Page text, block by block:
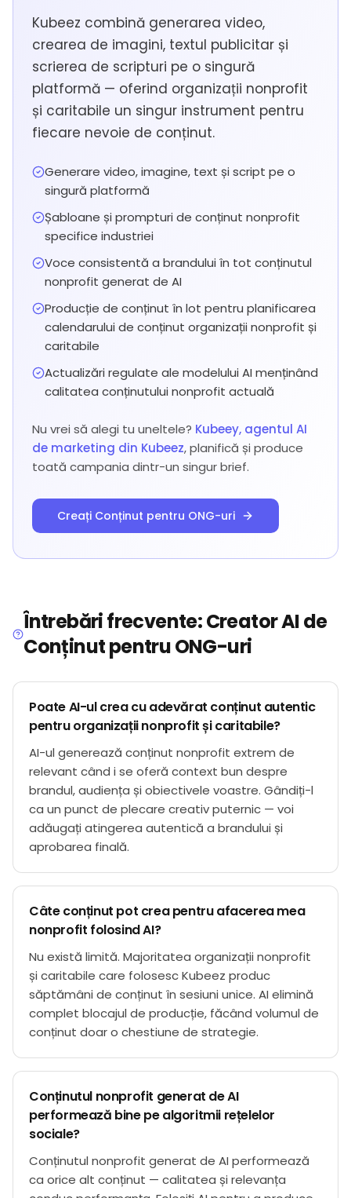
Kubeez combină generarea video,
crearea de imagini, textul publicitar și
scrierea de scripturi pe o singură
platformă — oferind organizații nonprofit
și caritabile un singur instrument pentru
fiecare nevoie de conținut.
Generare video, imagine, text și script pe o
singură platformă
Șabloane și prompturi de conținut nonprofit
specifice industriei
Voce consistentă a brandului în tot conținutul
nonprofit generat de AI
Producție de conținut în lot pentru planificarea
calendarului de conținut organizații nonprofit și
caritabile
Actualizări regulate ale modelului AI menținând
calitatea conținutului nonprofit actuală
Nu vrei să alegi tu uneltele? Kubeey, agentul AI
de marketing din Kubeez, planifică și produce
toată campania dintr-un singur brief.
Creați Conținut pentru ONG-uri
Întrebări frecvente: Creator AI de
Conținut pentru ONG-uri
Poate AI-ul crea cu adevărat conținut autentic
pentru organizații nonprofit și caritabile?
AI-ul generează conținut nonprofit extrem de
relevant când i se oferă context bun despre
brandul, audiența și obiectivele voastre. Gândiți-l
ca un punct de plecare creativ puternic — voi
adăugați atingerea autentică a brandului și
aprobarea finală.
Câte conținut pot crea pentru afacerea mea
nonprofit folosind AI?
Nu există limită. Majoritatea organizații nonprofit
și caritabile care folosesc Kubeez produc
săptămâni de conținut în sesiuni unice. AI elimină
complet blocajul de producție, făcând volumul de
conținut doar o chestiune de strategie.
Conținutul nonprofit generat de AI
performează bine pe algoritmii rețelelor
sociale?
Conținutul nonprofit generat de AI performează
ca orice alt conținut — calitatea și relevanța